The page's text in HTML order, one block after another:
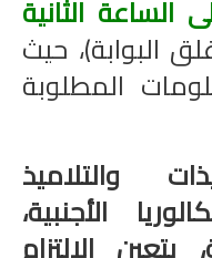
يوليوز 2021 على الساعة الثانية
البوابة)، حيث
المطلوبة
والتلاميذ
الأجنبية،